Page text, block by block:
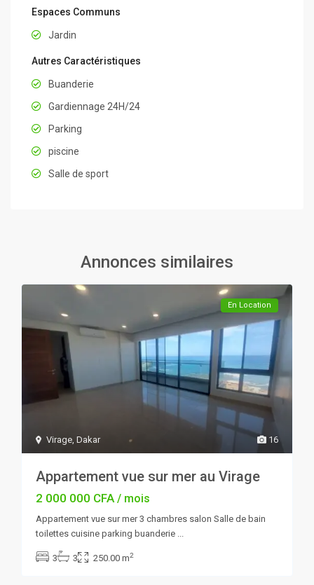
Espaces Communs
Jardin
Autres Caractéristiques
Buanderie
Gardiennage 24H/24
Parking
piscine
Salle de sport
Annonces similaires
16
Virage ,Dakar
En Location
Appartement vue sur mer au Virage
2 000 000 CFA/ mois
Appartement vue sur mer 3 chambres salon Salle de bain
toilettes cuisine parking buanderie
3 3 250.00 m2